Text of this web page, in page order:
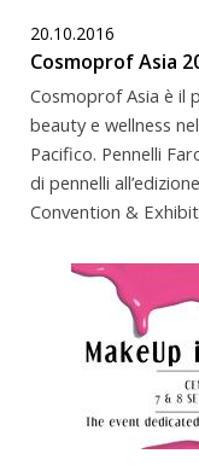
20.10.2016
Cosmoprof Asia
Cosmoprof Asia è il
beauty e wellness
Pacifico. Pennelli
di pennelli
Convention &